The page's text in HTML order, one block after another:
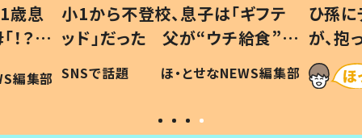
フテ
食”を
編集部
ひ孫にデレデレな80歳じいじ
が、抱っこすると…ひ孫の反応に
「涙が出ました」「可愛くて仕方な
い」
ほ・とせなNEWS編集部